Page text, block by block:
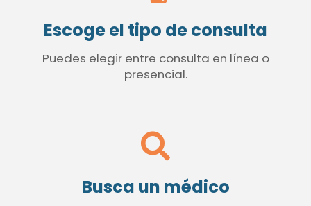
Escoge el tipo de consulta
Puedes elegir entre consulta en línea o
presencial.
Busca un médico